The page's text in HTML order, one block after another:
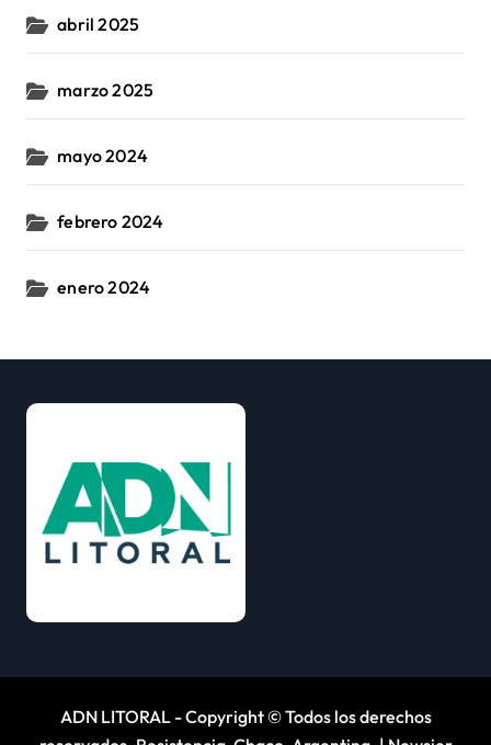
abril 2025
marzo 2025
mayo 2024
febrero 2024
enero 2024
ADN LITORAL - Copyright © Todos los derechos